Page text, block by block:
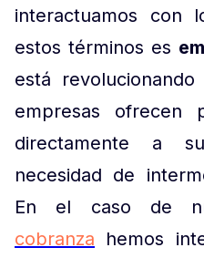
interactuamos con
estos términos es
está
empresas ofrecen
directamente a
necesidad de
En el caso de
cobranza hemos